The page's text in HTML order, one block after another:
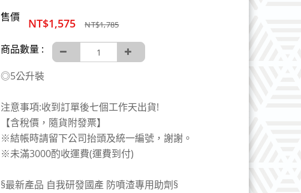
售價 NT$1,575 NT$1,785
商品數量 :
◎5公升裝
注意事項:收到訂單後七個工作天出貨!
【含稅價，隨貨附發票】
※結帳時請留下公司抬頭及統一編號，謝謝。
※未滿3000酌收運費(運費到付)
§最新產品 自我研發國產 防噴渣專用助劑§